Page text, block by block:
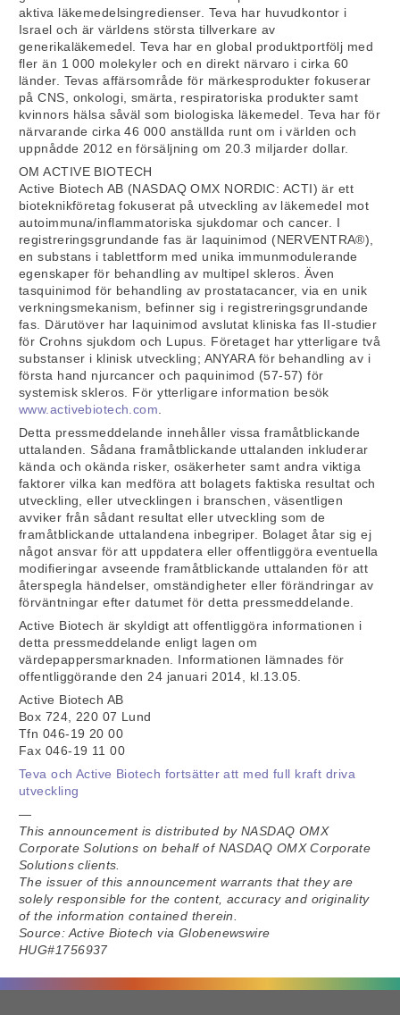
aktiva läkemedelsingredienser. Teva har huvudkontor i
Israel och är världens största tillverkare av
generikaläkemedel. Teva har en global produktportfölj med
fler än 1 000 molekyler och en direkt närvaro i cirka 60
länder. Tevas affärsområde för märkesprodukter fokuserar
på CNS, onkologi, smärta, respiratoriska produkter samt
kvinnors hälsa såväl som biologiska läkemedel. Teva har för
närvarande cirka 46 000 anställda runt om i världen och
uppnådde 2012 en försäljning om 20.3 miljarder dollar.
OM ACTIVE BIOTECH
Active Biotech AB (NASDAQ OMX NORDIC: ACTI) är ett
bioteknikföretag fokuserat på utveckling av läkemedel mot
autoimmuna/inflammatoriska sjukdomar och cancer. I
registreringsgrundande fas är laquinimod (NERVENTRA®),
en substans i tablettform med unika immunmodulerande
egenskaper för behandling av multipel skleros. Även
tasquinimod för behandling av prostatacancer, via en unik
verkningsmekanism, befinner sig i registreringsgrundande
fas. Därutöver har laquinimod avslutat kliniska fas II-studier
för Crohns sjukdom och Lupus. Företaget har ytterligare två
substanser i klinisk utveckling; ANYARA för behandling av i
första hand njurcancer och paquinimod (57-57) för
systemisk skleros. För ytterligare information besök
www.activebiotech.com
Detta pressmeddelande innehåller vissa framåtblickande
uttalanden. Sådana framåtblickande uttalanden inkluderar
kända och okända risker, osäkerheter samt andra viktiga
faktorer vilka kan medföra att bolagets faktiska resultat och
utveckling, eller utvecklingen i branschen, väsentligen
avviker från sådant resultat eller utveckling som de
framåtblickande uttalandena inbegriper. Bolaget åtar sig ej
något ansvar för att uppdatera eller offentliggöra eventuella
modifieringar avseende framåtblickande uttalanden för att
återspegla händelser, omständigheter eller förändringar av
förväntningar efter datumet för detta pressmeddelande.
Active Biotech är skyldigt att offentliggöra informationen i
detta pressmeddelande enligt lagen om
värdepappersmarknaden. Informationen lämnades för
offentliggörande den 24 januari 2014, kl.13.05.
Active Biotech AB
Box 724, 220 07 Lund
Tfn 046-19 20 00
Fax 046-19 11 00
Teva och Active Biotech fortsätter att med full kraft driva
utveckling
—
This announcement is distributed by NASDAQ OMX
Corporate Solutions on behalf of NASDAQ OMX Corporate
Solutions clients.
The issuer of this announcement warrants that they are
solely responsible for the content, accuracy and originality
of the information contained therein.
Source: Active Biotech via Globenewswire
HUG#1756937